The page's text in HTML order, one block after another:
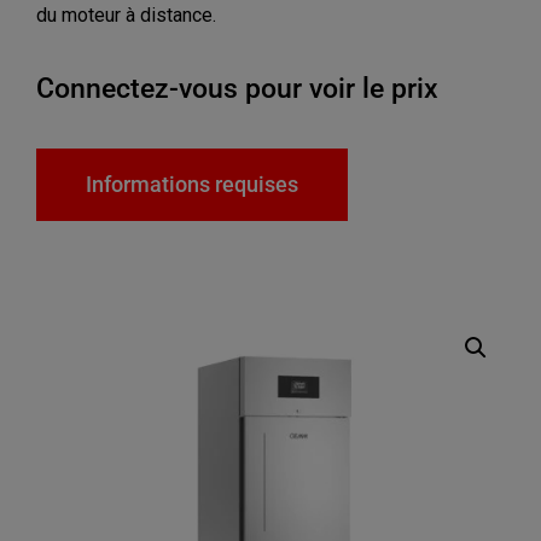
du moteur à distance.
Connectez-vous pour voir le prix
Informations requises